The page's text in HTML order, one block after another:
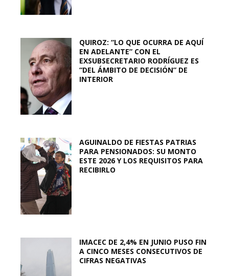
QUIROZ: “LO QUE OCURRA DE AQUÍ
EN ADELANTE” CON EL
EXSUBSECRETARIO RODRÍGUEZ ES
“DEL ÁMBITO DE DECISIÓN” DE
INTERIOR
AGUINALDO DE FIESTAS PATRIAS
PARA PENSIONADOS: SU MONTO
ESTE 2026 Y LOS REQUISITOS PARA
RECIBIRLO
IMACEC DE 2,4% EN JUNIO PUSO FIN
A CINCO MESES CONSECUTIVOS DE
CIFRAS NEGATIVAS